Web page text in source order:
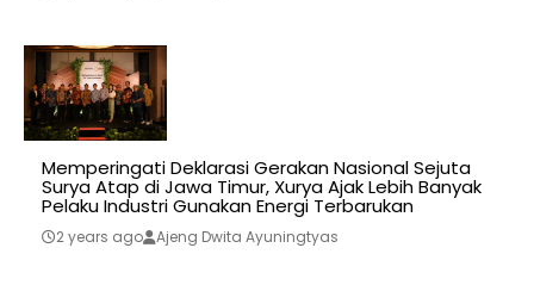
Memperingati Deklarasi Gerakan Nasional Sejuta
Surya Atap di Jawa Timur, Xurya Ajak Lebih Banyak
Pelaku Industri Gunakan Energi Terbarukan
2 years ago Ajeng Dwita Ayuningtyas